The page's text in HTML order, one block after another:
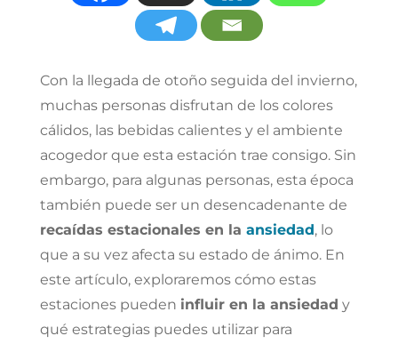
Con la llegada de otoño seguida del invierno,
muchas personas disfrutan de los colores
cálidos, las bebidas calientes y el ambiente
acogedor que esta estación trae consigo. Sin
embargo, para algunas personas, esta época
también puede ser un desencadenante de
recaídas estacionales en la ansiedad, lo
que a su vez afecta su estado de ánimo. En
este artículo, exploraremos cómo estas
estaciones pueden influir en la ansiedad y
qué estrategias puedes utilizar para